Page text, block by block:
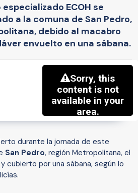
ECOH se
a la comuna de San Pedro,
debido al macabro
envuelto en una sábana.
durante la jornada de este
San Pedro, región Metropolitana, el
y cubierto por una sábana, según lo